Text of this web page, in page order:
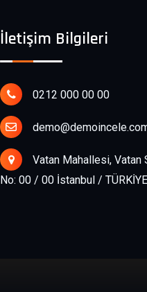
İletişim Bilgileri
0212 000 00 00
Vatan Mahallesi, Vatan
No: 00 / 00 İstanbul / TÜRKİYE